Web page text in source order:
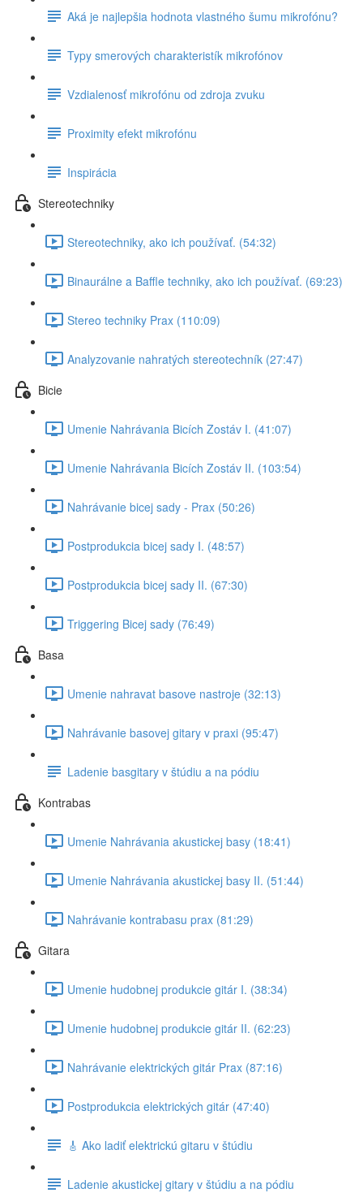
Aká je najlepšia hodnota vlastného šumu mikrofónu?
Typy smerových charakteristík mikrofónov
Vzdialenosť mikrofónu od zdroja zvuku
Proximity efekt mikrofónu
Inspirácia
Stereotechniky
Stereotechniky, ako ich používať. (54:32)
Binaurálne a Baffle techniky, ako ich používať. (69:23)
Stereo techniky Prax (110:09)
Analyzovanie nahratých stereotechník (27:47)
Bicie
Umenie Nahrávania Bicích Zostáv I. (41:07)
Umenie Nahrávania Bicích Zostáv II. (103:54)
Nahrávanie bicej sady - Prax (50:26)
Postprodukcia bicej sady I. (48:57)
Postprodukcia bicej sady II. (67:30)
Triggering Bicej sady (76:49)
Basa
Umenie nahravat basove nastroje (32:13)
Nahrávanie basovej gitary v praxi (95:47)
Ladenie basgitary v štúdiu a na pódiu
Kontrabas
Umenie Nahrávania akustickej basy (18:41)
Umenie Nahrávania akustickej basy II. (51:44)
Nahrávanie kontrabasu prax (81:29)
Gitara
Umenie hudobnej produkcie gitár I. (38:34)
Umenie hudobnej produkcie gitár II. (62:23)
Nahrávanie elektrických gitár Prax (87:16)
Postprodukcia elektrických gitár (47:40)
🎸 Ako ladiť elektrickú gitaru v štúdiu
Ladenie akustickej gitary v štúdiu a na pódiu